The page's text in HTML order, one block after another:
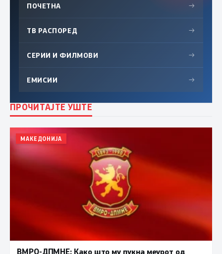
ПОЧЕТНА →
ТВ РАСПОРЕД →
СЕРИИ И ФИЛМОВИ →
ЕМИСИИ →
ПРОЧИТАЈТЕ УШТЕ
МАКЕДОНИЈА
ВМРО-ДПМНЕ: Како што му пукна меурот од